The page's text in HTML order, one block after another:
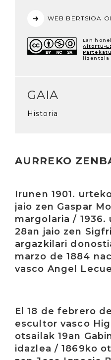
WEB BERTSIOA
Lan
Aitortu-
lizentzia
GAIA
Historia
AURREKO
Irunen 1901.
jaio zen Gaspar
margolaria /
28an jaio zen
argazkilari
marzo de 1884
vasco Angel
El 18 de febrero
escultor vasco
otsailak 19an
idazlea / 1869ko